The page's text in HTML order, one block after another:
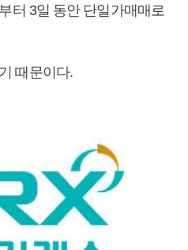
터 3일 동안 단일가매매로
때문이다.